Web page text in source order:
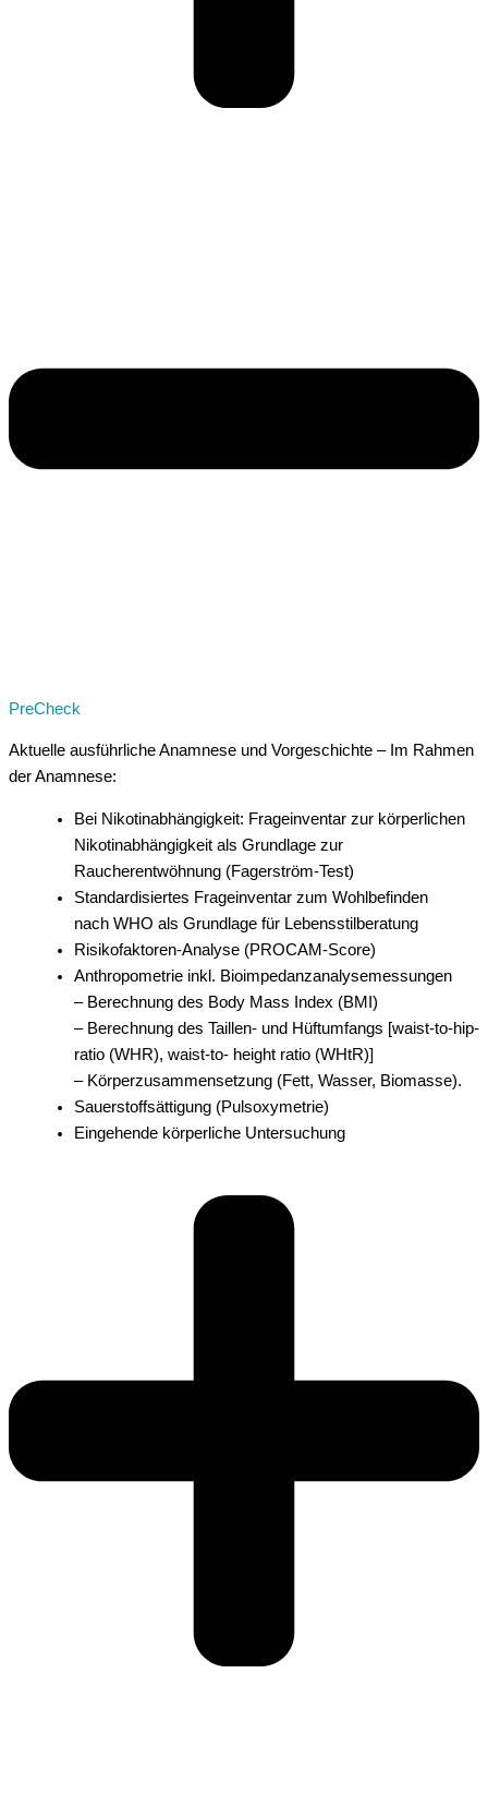
PreCheck
Aktuelle ausführliche Anamnese und Vorgeschichte – Im Rahmen
der Anamnese:
Bei Nikotinabhängigkeit: Frageinventar zur körperlichen
Nikotinabhängigkeit als Grundlage zur
Raucherentwöhnung (Fagerström-Test)
Standardisiertes Frageinventar zum Wohlbefinden
nach WHO als Grundlage für Lebensstilberatung
Risikofaktoren-Analyse (PROCAM-Score)
Anthropometrie inkl. Bioimpedanzanalysemessungen
– Berechnung des Body Mass Index (BMI)
– Berechnung des Taillen- und Hüftumfangs [waist-to-hip-
ratio (WHR), waist-to- height ratio (WHtR)]
– Körperzusammensetzung (Fett, Wasser, Biomasse).
Sauerstoffsättigung (Pulsoxymetrie)
Eingehende körperliche Untersuchung